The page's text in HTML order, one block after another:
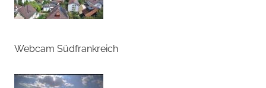
Webcam Südfrankreich